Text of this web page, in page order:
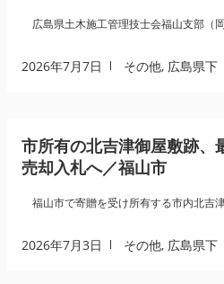
広島県土木施工管理技士会福山支部（
2026年7月7日 その他, 広島県下
市所有の北吉津御屋敷跡、
売却入札へ／福山市
福山市で寄贈を受け所有する市内北吉
2026年7月3日 その他, 広島県下